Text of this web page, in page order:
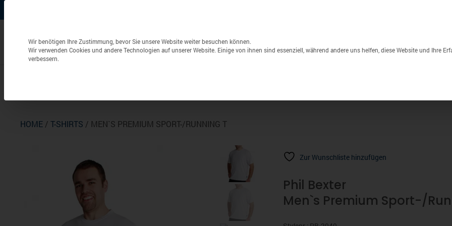
search
HOME /T-SHIRTS / MEN`S PREMIUM SPORT-/RUNNING T
Zur Wunschliste hinzufügen
Phil Bexter
Men`s Premium Sport-/
Datenschutzeinstellungen
Wir benötigen Ihre Zustimmung, bevor Sie unsere Website weiter besuchen können.
Wir verwenden Cookies und andere Technologien auf unserer Website. Einige von ihnen sind essenziell, während andere uns helfen, diese Website und Ihre
verbessern.